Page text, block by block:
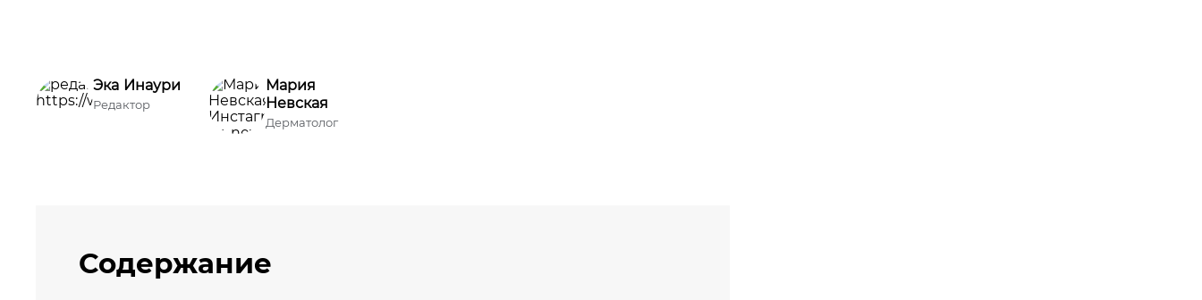
Эка Инаури
Редактор
Мария
Невская
Дерматолог
Содержание